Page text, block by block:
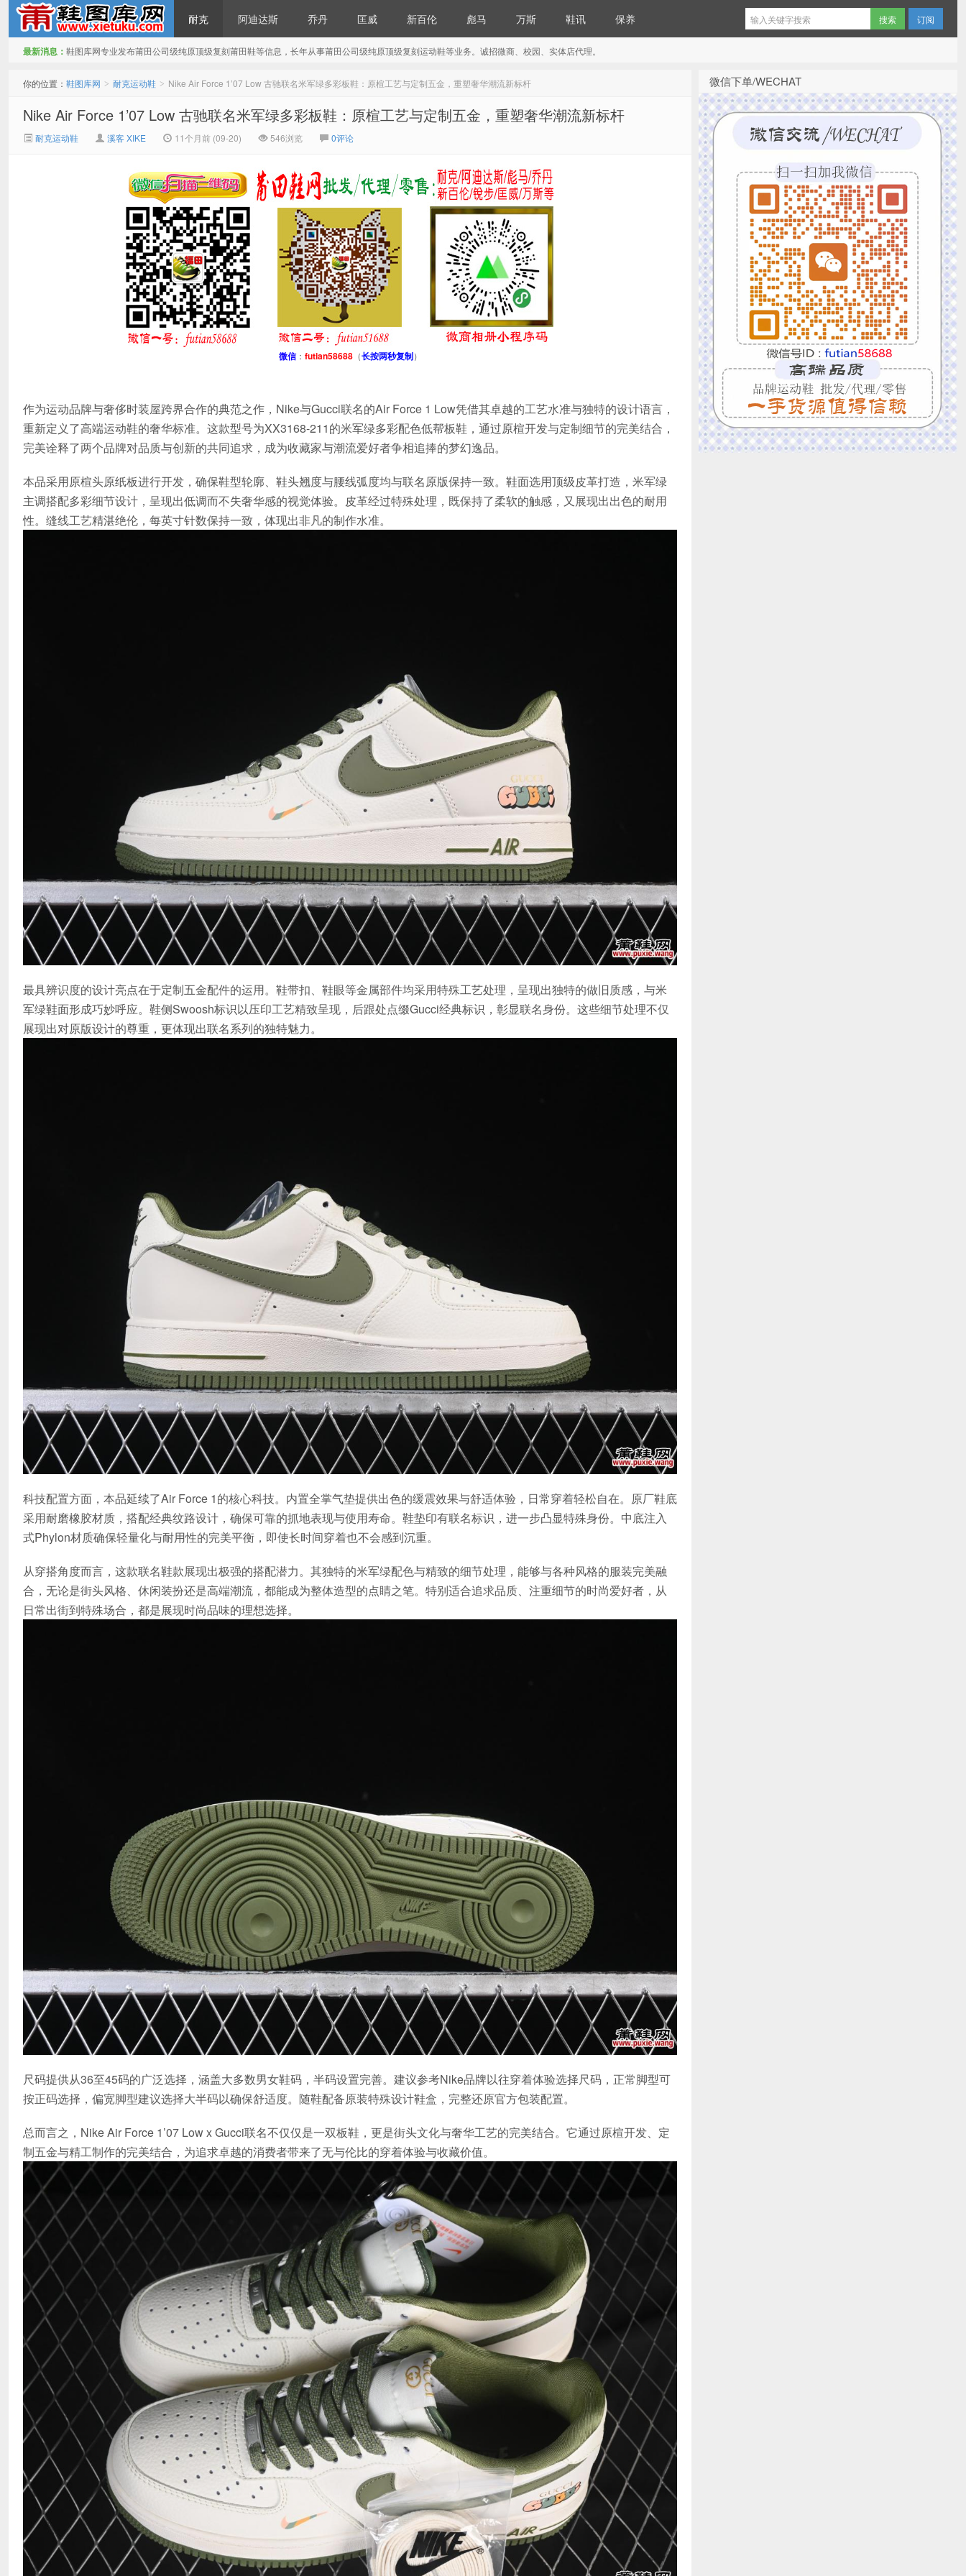
耐克 阿迪达斯 乔丹 匡威 新百伦 彪马 万斯 鞋讯 保养 订阅
最新消息： 鞋图库网专业发布莆田公司级纯原顶级复刻莆田鞋等信息，长年从事莆田公司级纯原顶级复刻运动鞋等业务。诚招微商、校园、实体店代理。
你的位置： 鞋图库网 > 耐克运动鞋 > Nike Air Force 1’07 Low 古驰联名米军绿多彩板鞋：原楦工艺与定制五金，重塑奢华潮流新标杆
Nike Air Force 1’07 Low 古驰联名米军绿多彩板鞋：原楦工艺与定制五金，重塑奢华潮流新标杆
耐克运动鞋 溪客 XIKE 11个月前 (09-20) 546浏览 0评论
微信： futian58688（长按两秒复制）
作为运动品牌与奢侈时装屋跨界合作的典范之作，Nike与Gucci联名的Air Force 1 Low凭借其卓越的工艺水准与独特的设计语言，
重新定义了高端运动鞋的奢华标准。这款型号为XX3168-211的米军绿多彩配色低帮板鞋，通过原楦开发与定制细节的完美结合，
完美诠释了两个品牌对品质与创新的共同追求，成为收藏家与潮流爱好者争相追捧的梦幻逸品。
本品采用原楦头原纸板进行开发，确保鞋型轮廓、鞋头翘度与腰线弧度均与联名原版保持一致。鞋面选用顶级皮革打造，米军绿
主调搭配多彩细节设计，呈现出低调而不失奢华感的视觉体验。皮革经过特殊处理，既保持了柔软的触感，又展现出出色的耐用
性。缝线工艺精湛绝伦，每英寸针数保持一致，体现出非凡的制作水准。
最具辨识度的设计亮点在于定制五金配件的运用。鞋带扣、鞋眼等金属部件均采用特殊工艺处理，呈现出独特的做旧质感，与米
军绿鞋面形成巧妙呼应。鞋侧Swoosh标识以压印工艺精致呈现，后跟处点缀Gucci经典标识，彰显联名身份。这些细节处理不仅
展现出对原版设计的尊重，更体现出联名系列的独特魅力。
科技配置方面，本品延续了Air Force 1的核心科技。内置全掌气垫提供出色的缓震效果与舒适体验，日常穿着轻松自在。原厂鞋底
采用耐磨橡胶材质，搭配经典纹路设计，确保可靠的抓地表现与使用寿命。鞋垫印有联名标识，进一步凸显特殊身份。中底注入
式Phylon材质确保轻量化与耐用性的完美平衡，即使长时间穿着也不会感到沉重。
从穿搭角度而言，这款联名鞋款展现出极强的搭配潜力。其独特的米军绿配色与精致的细节处理，能够与各种风格的服装完美融
合，无论是街头风格、休闲装扮还是高端潮流，都能成为整体造型的点睛之笔。特别适合追求品质、注重细节的时尚爱好者，从
日常出街到特殊场合，都是展现时尚品味的理想选择。
尺码提供从36至45码的广泛选择，涵盖大多数男女鞋码，半码设置完善。建议参考Nike品牌以往穿着体验选择尺码，正常脚型可
按正码选择，偏宽脚型建议选择大半码以确保舒适度。随鞋配备原装特殊设计鞋盒，完整还原官方包装配置。
总而言之，Nike Air Force 1’07 Low x Gucci联名不仅仅是一双板鞋，更是街头文化与奢华工艺的完美结合。它通过原楦开发、定
制五金与精工制作的完美结合，为追求卓越的消费者带来了无与伦比的穿着体验与收藏价值。
微信下单/WECHAT